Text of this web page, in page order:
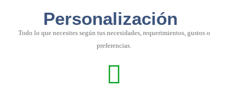
Personalización
Todo lo que necesites según tus necesidades, requerimientos, gustos o
preferencias.